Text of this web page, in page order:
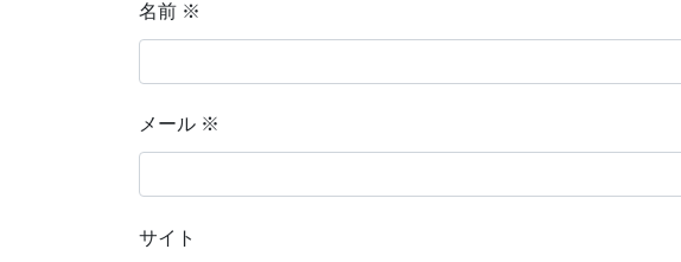
名前 ※
メール ※
サイト